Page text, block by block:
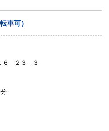
車可）
６－２３－３
分